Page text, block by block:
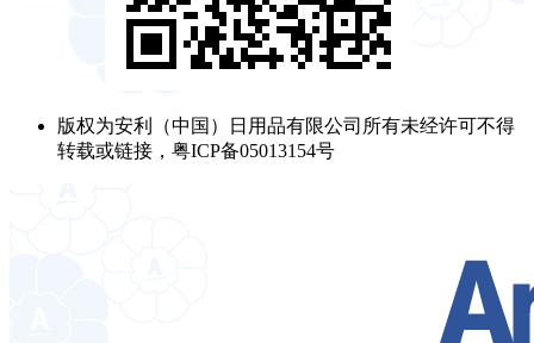
版权为安利（中国）日用品有限公司所有未经许可不得
转载或链接，粤ICP备05013154号